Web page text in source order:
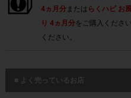
4ヵ月分または らくハピ お
り 4ヵ月分をご購入くださ
ください。
■ よく売っているお店